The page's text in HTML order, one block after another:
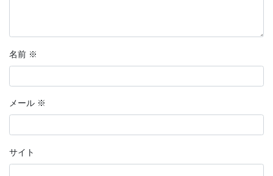
名前 ※
メール ※
サイト